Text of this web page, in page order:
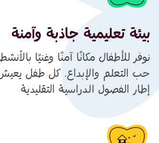
بيئة تعليمية جاذبة وآمنة
نوفر للأطفال مكانًا آمنًا وغنيًا
حب التعلم والإبداع. كل طفل
إطار الفصول الدراسية التقليدية